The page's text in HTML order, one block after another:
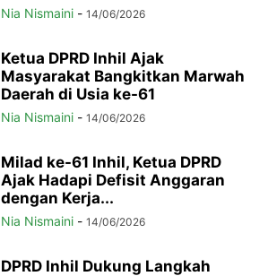
Nia Nismaini - 14/06/2026
Ketua DPRD Inhil Ajak
Masyarakat Bangkitkan Marwah
Daerah di Usia ke-61
Nia Nismaini - 14/06/2026
Milad ke-61 Inhil, Ketua DPRD
Ajak Hadapi Defisit Anggaran
dengan Kerja...
Nia Nismaini - 14/06/2026
DPRD Inhil Dukung Langkah